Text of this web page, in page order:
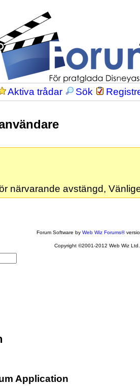
Aktiva trådar Sök
närvarande avstängd,
Forum Software byWeb Wiz Forums®
Copyright ©2001-2012 Web Wiz Ltd.
Application